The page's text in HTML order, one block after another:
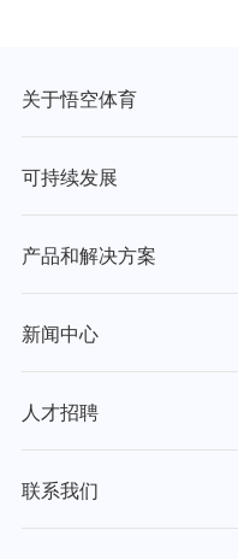
关于悟空体育
可持续发展
产品和解决方案
新闻中心
人才招聘
联系我们